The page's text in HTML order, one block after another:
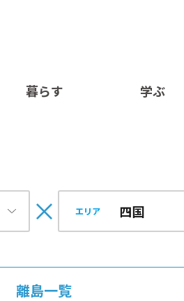
暮らす 学ぶ
エリア
離島一覧